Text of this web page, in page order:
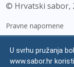
© Hrvatski sabor,
Pravne napomene
Zaštita osobnih
U svrhu pružanja
www.sabor.hr